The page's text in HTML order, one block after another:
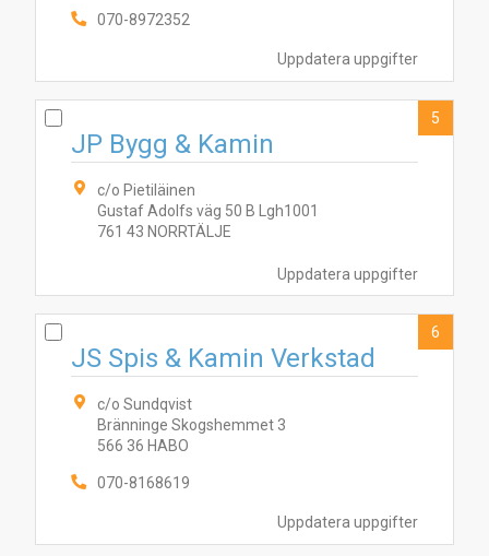
Uppdatera uppgifter
070-8972352
Uppdatera uppgifter
JP Bygg & Kamin
c/o Pietiläinen
Gustaf Adolfs väg 50 B Lgh1001
761 43 NORRTÄLJE
5
Uppdatera uppgifter
JS Spis & Kamin Verkstad
c/o Sundqvist
Bränninge Skogshemmet 3
566 36 HABO
070-8168619
6